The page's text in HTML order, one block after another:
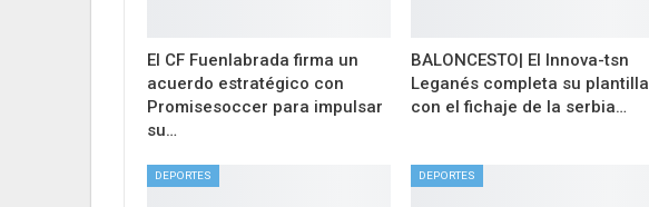
El CF Fuenlabrada firma un
acuerdo estratégico con
Promisesoccer para impulsar
su…
BALONCESTO| El Innova-tsn
Leganés completa su plantilla
con el fichaje de la serbia…
DEPORTES DEPORTES